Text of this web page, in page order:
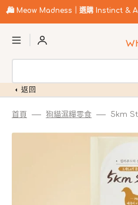
至
容
🛍️ Meow Madness｜選購 Instinct &
返回
首頁 狗貓濕糧零食 5km